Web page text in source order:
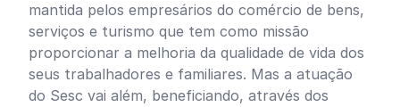
mantida pelos empresários do comércio de bens,
serviços e turismo que tem como missão
proporcionar a melhoria da qualidade de vida dos
seus trabalhadores e familiares. Mas a atuação
do Sesc vai além, beneficiando, através dos